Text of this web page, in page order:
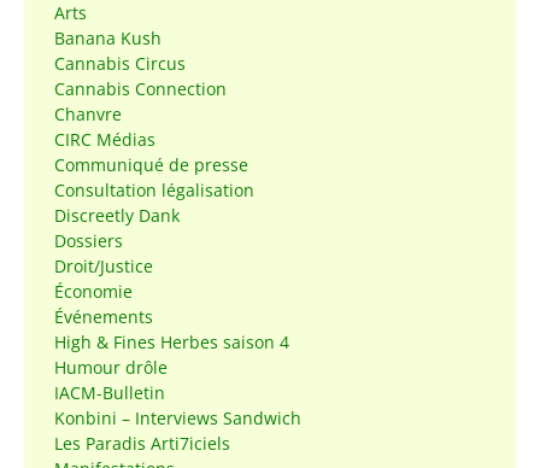
Arts
Banana Kush
Cannabis Circus
Cannabis Connection
Chanvre
CIRC Médias
Communiqué de presse
Consultation légalisation
Discreetly Dank
Dossiers
Droit/Justice
Économie
Événements
High & Fines Herbes saison 4
Humour drôle
IACM-Bulletin
Konbini – Interviews Sandwich
Les Paradis Arti7iciels